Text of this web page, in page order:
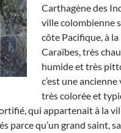
Carthagène des
ville colombienne
côte Pacifique, à
Caraïbes, très
humide et très
c’est une
très colorée et
qui appartenait à la
parce qu’un grand saint,